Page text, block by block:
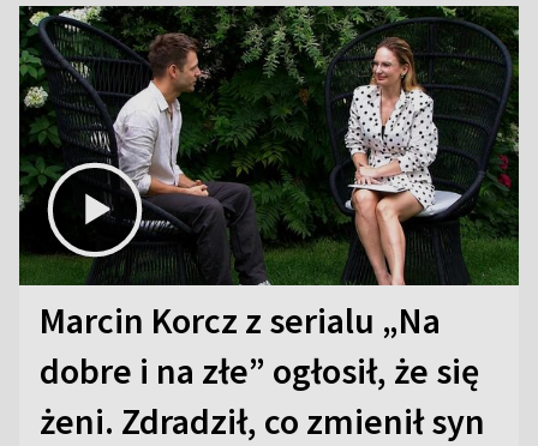
Marcin Korcz z serialu „Na
dobre i na złe” ogłosił, że się
żeni. Zdradził, co zmienił syn